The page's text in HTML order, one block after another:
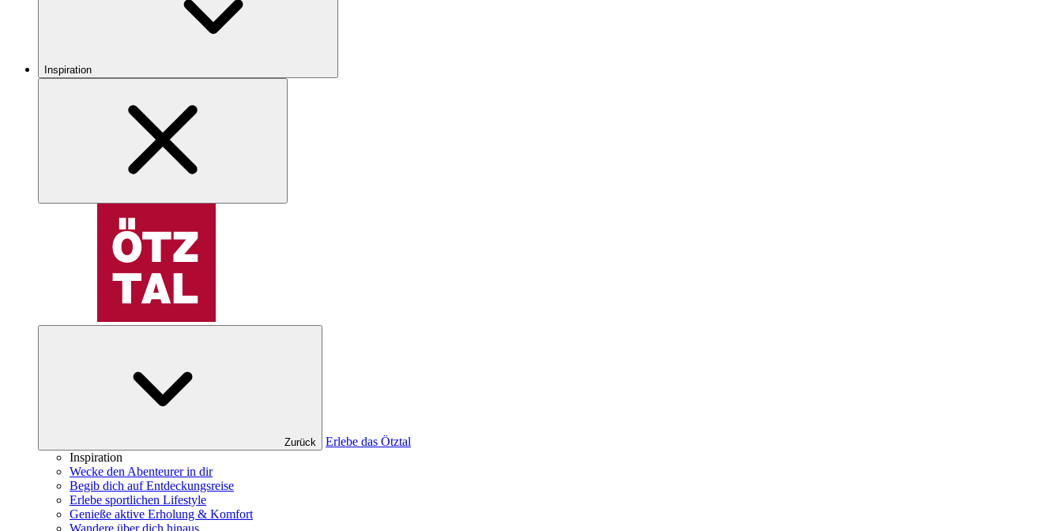
Inspiration
Zurück
Erlebe das Ötztal
Inspiration
Wecke den Abenteurer in dir
Begib dich auf Entdeckungsreise
Erlebe sportlichen Lifestyle
Genieße aktive Erholung & Komfort
Wandere über dich hinaus